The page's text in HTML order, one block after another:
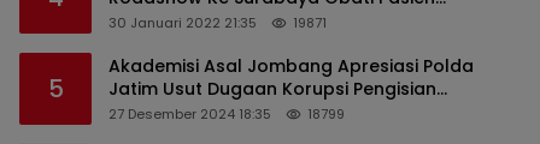
Sekaligus Edukasi Masyarakat
30 Januari 2022 21:35 19871
5
Akademisi Asal Jombang Apresiasi Polda
Jatim Usut Dugaan Korupsi Pengisian
Perangkat Desa di Kediri
27 Desember 2024 18:35 18799